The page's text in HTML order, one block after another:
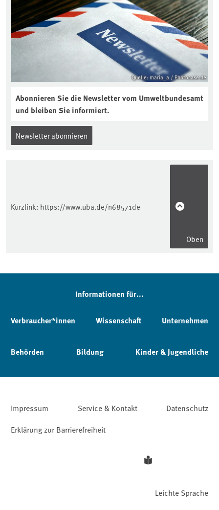
Quelle: maria_a / Photocase.de
Abonnieren Sie die Newsletter vom Umweltbundesamt
und bleiben Sie informiert.
Newsletter abonnieren
Kurzlink: https://www.uba.de/n68571de
Oben
Informationen für...
Verbraucher*innen Wissenschaft Unternehmen
Behörden Bildung Kinder & Jugendliche
Impressum Service & Kontakt
Datenschutz
Erklärung zur Barrierefreiheit
Leichte Sprache